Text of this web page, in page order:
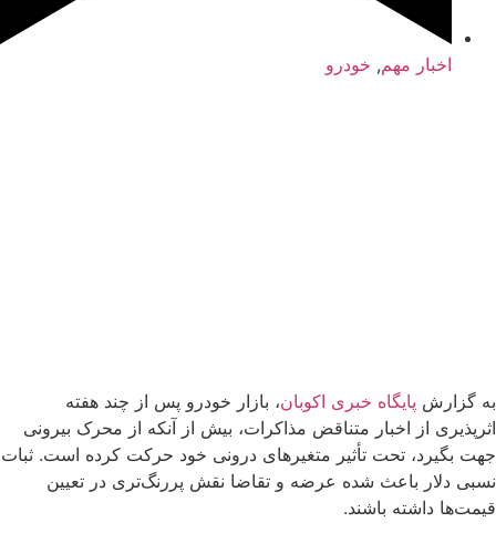
اخبار مهم, خودرو
به گزارش پایگاه خبری اکوبان، بازار خودرو پس از چند هفته
اثرپذیری از اخبار متناقض مذاکرات، بیش از آنکه از محرک بیرونی
جهت بگیرد، تحت تأثیر متغیرهای درونی خود حرکت کرده است. ثبات
نسبی دلار باعث شده عرضه و تقاضا نقش پررنگ‌تری در تعیین
قیمت‌ها داشته باشند.